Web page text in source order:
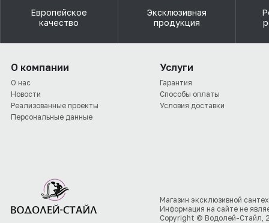
Европейское
качество
Эксклюзивная
продукция
О компании
О нас
Новости
Реализованные проекты
Персональные данные
Услуги
Гарантия
Способы оплаты
Условия доставки
Магазин эксклюзивной
Информация на сайте не
Copyright © Водолей-Стайл,